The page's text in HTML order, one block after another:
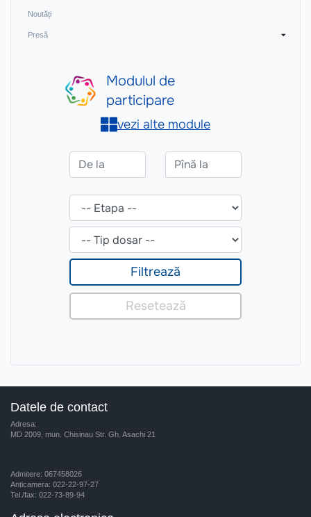
Noutăți
Presă
Datele de contact
Adresa:
MD 2009, mun. Chisinau Str. Gh. Asachi 21
Admitere: 067458026
Anticamera: 022-22-97-27
Tel./fax: 022-73-89-94